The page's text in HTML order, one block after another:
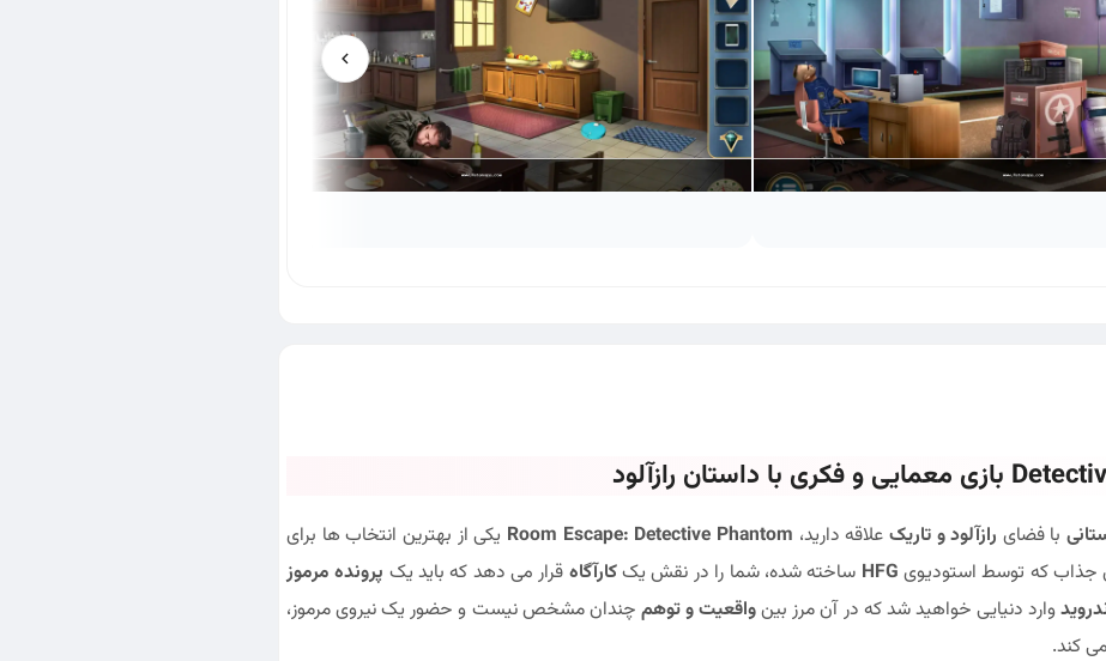
با فضای رازآلود و تاریک علاقه دارید، Room Escape: Detective Phantom یکی از بهترین انتخاب ها برای
جذاب که توسط استودیوی HFG ساخته شده، شما را در نقش یککارآگاه قرار می دهد که باید یک پرونده مرموز
وارد دنیایی خواهید شد که در آن مرز بینواقعیت و توهم چندان مشخص نیست و حضور یک نیروی مرموز،
کند.